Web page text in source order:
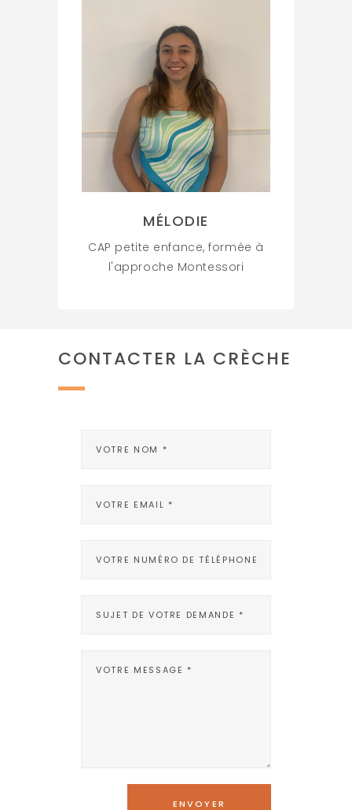
MÉLODIE
CAP petite enfance, formée à
l'approche Montessori
CONTACTER LA CRÈCHE